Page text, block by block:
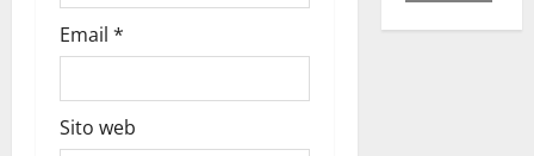
Email *
Sito web